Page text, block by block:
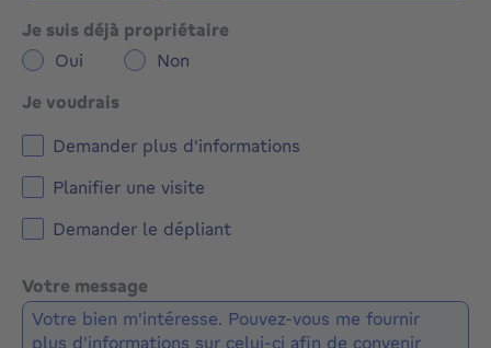
Je suis déjà propriétaire
Oui
Non
Je voudrais
Demander plus d'informations
Planifier une visite
Demander le dépliant
Votre message